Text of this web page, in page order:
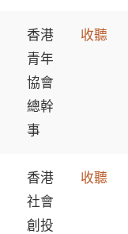
香港
青年
協會
總幹
事
收聽
香港
社會
創投
收聽